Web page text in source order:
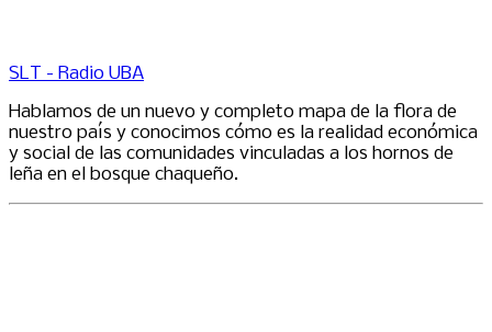
SLT - Radio UBA
Hablamos de un nuevo y completo mapa de la flora de
nuestro país y conocimos cómo es la realidad económica
y social de las comunidades vinculadas a los hornos de
leña en el bosque chaqueño.